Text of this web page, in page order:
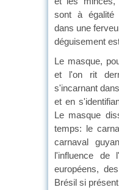
sont à égalité
dans une
déguisement
Le masque,
et l'on rit
s'incarnant
et en
Le masque
temps: le
carnaval
l'influence de
européens,
Brésil si